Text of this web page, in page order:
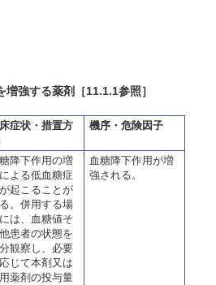
強する薬剤 ［11.1.1参照］
症状・措置方
機序・危険因子
降下作用の増
よる低血糖症
起こることが
。併用する場
は、血糖値そ
患者の状態を
観察し、必要
じて本剤又は
薬剤の投与量
血糖降下作用が増
強される。